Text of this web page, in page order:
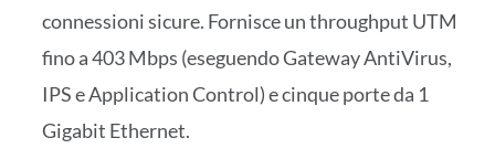
connessioni sicure. Fornisce un throughput UTM
fino a 403 Mbps (eseguendo Gateway AntiVirus,
IPS e Application Control) e cinque porte da 1
Gigabit Ethernet.